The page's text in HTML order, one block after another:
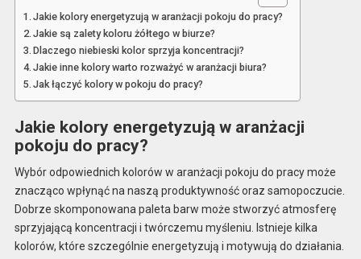
Jakie kolory energetyzują w aranżacji pokoju do pracy?
Jakie są zalety koloru żółtego w biurze?
Dlaczego niebieski kolor sprzyja koncentracji?
Jakie inne kolory warto rozważyć w aranżacji biura?
Jak łączyć kolory w pokoju do pracy?
Jakie kolory energetyzują w aranżacji
pokoju do pracy?
Wybór odpowiednich kolorów w aranżacji pokoju do pracy może
znacząco wpłynąć na naszą produktywność oraz samopoczucie.
Dobrze skomponowana paleta barw może stworzyć atmosferę
sprzyjającą koncentracji i twórczemu myśleniu. Istnieje kilka
kolorów, które szczególnie energetyzują i motywują do działania.